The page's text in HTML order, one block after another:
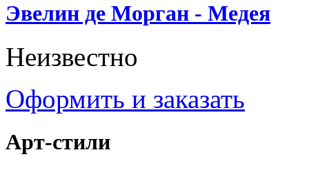
Эвелин де Морган - Медея
Неизвестно
Оформить и заказать
Арт-стили